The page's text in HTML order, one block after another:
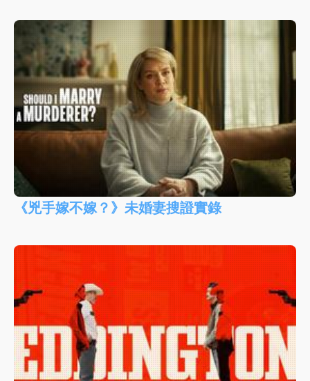
《兇手嫁不嫁？》未婚妻搜證實錄